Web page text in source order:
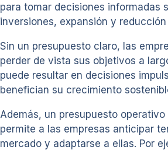
para tomar decisiones informadas
inversiones, expansión y
Sin un presupuesto claro, las
perder de vista sus objetivos a
puede resultar en decisiones
benefician su crecimiento
Además, un presupuesto
permite a las empresas anticipar
mercado y adaptarse a ellas. Por